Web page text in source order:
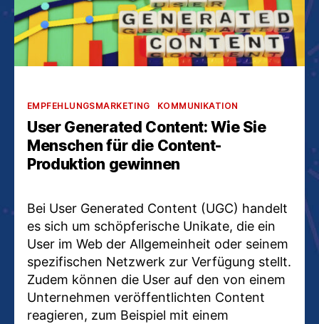
Kategorien
EMPFEHLUNGSMARKETING KOMMUNIKATION
User Generated Content: Wie Sie
Menschen für die Content-
Produktion gewinnen
Bei User Generated Content (UGC) handelt
es sich um schöpferische Unikate, die ein
User im Web der Allgemeinheit oder seinem
spezifischen Netzwerk zur Verfügung stellt.
Zudem können die User auf den von einem
Unternehmen veröffentlichten Content
reagieren, zum Beispiel mit einem